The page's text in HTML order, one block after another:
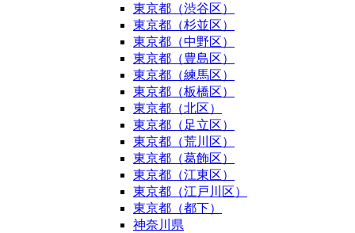
東京都（渋谷区）
東京都（杉並区）
東京都（中野区）
東京都（豊島区）
東京都（練馬区）
東京都（板橋区）
東京都（北区）
東京都（足立区）
東京都（荒川区）
東京都（葛飾区）
東京都（江東区）
東京都（江戸川区）
東京都（都下）
神奈川県